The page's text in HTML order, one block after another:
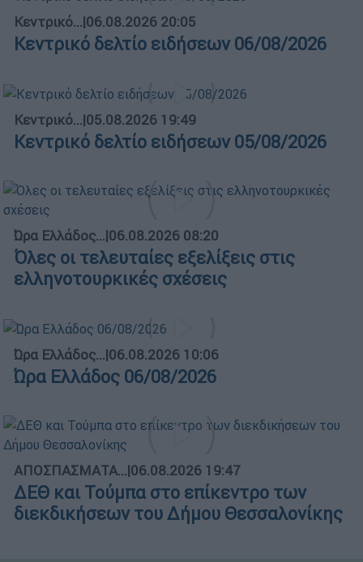
Κεντρικό...|06.08.2026 20:05
Κεντρικό δελτίο ειδήσεων 06/08/2026
Κεντρικό...|05.08.2026 19:49
Κεντρικό δελτίο ειδήσεων 05/08/2026
Ώρα Ελλάδος...|06.08.2026 08:20
Όλες οι τελευταίες εξελίξεις στις
ελληνοτουρκικές σχέσεις
Ώρα Ελλάδος...|06.08.2026 10:06
Ώρα Ελλάδος 06/08/2026
ΑΠΟΣΠΑΣΜΑΤΑ...|06.08.2026 19:47
ΔΕΘ και Τούμπα στο επίκεντρο των
διεκδικήσεων του Δήμου Θεσσαλονίκης